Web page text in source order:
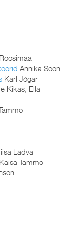
Annika Soon
Karl Jõgar
Kikas, Ella
Ladva
Kaisa Tamme